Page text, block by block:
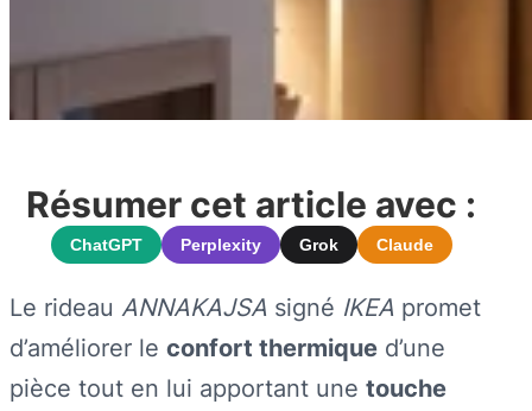
Résumer cet article avec :
ChatGPT Perplexity Grok Claude
Le rideau ANNAKAJSA signé IKEA promet
d’améliorer le confort thermique d’une
pièce tout en lui apportant une touche